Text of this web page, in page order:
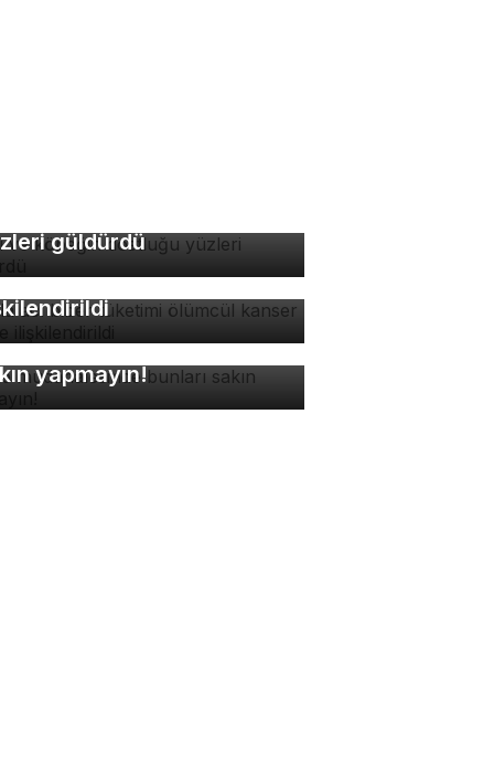
güldürdü
acı biber tüketimi
kanser riskiyle
müdahalesinde bunları
yapmayın!